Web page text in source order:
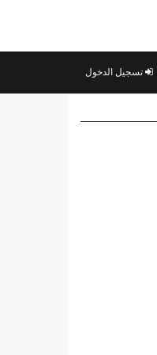
تسجيل الدخول